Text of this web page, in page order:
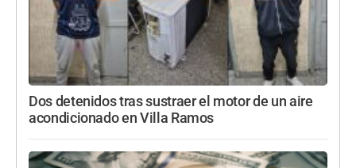
Dos detenidos tras sustraer el motor de un aire
acondicionado en Villa Ramos